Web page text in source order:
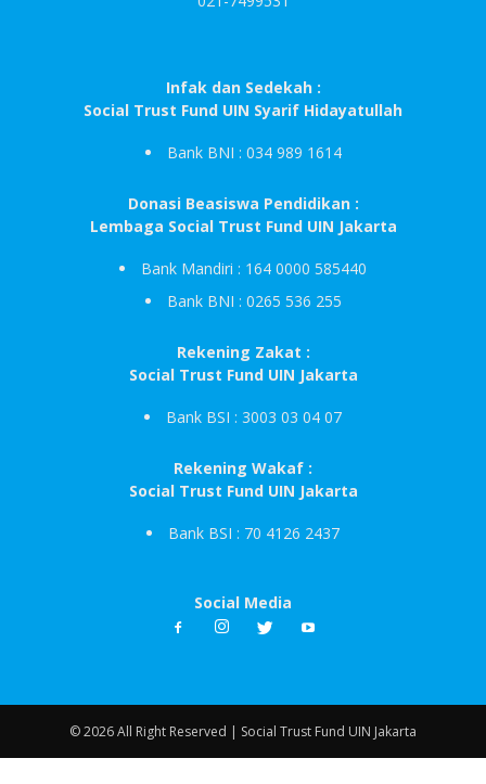
Infak dan Sedekah :
Social Trust Fund UIN Syarif Hidayatullah
Bank BNI : 034 989 1614
Donasi Beasiswa Pendidikan :
Lembaga Social Trust Fund UIN Jakarta
Bank Mandiri : 164 0000 585440
Bank BNI : 0265 536 255
Rekening Zakat :
Social Trust Fund UIN Jakarta
Bank BSI : 3003 03 04 07
Rekening Wakaf :
Social Trust Fund UIN Jakarta
Bank BSI : 70 4126 2437
Social Media
© 2026 All Right Reserved | Social Trust Fund UIN Jakarta